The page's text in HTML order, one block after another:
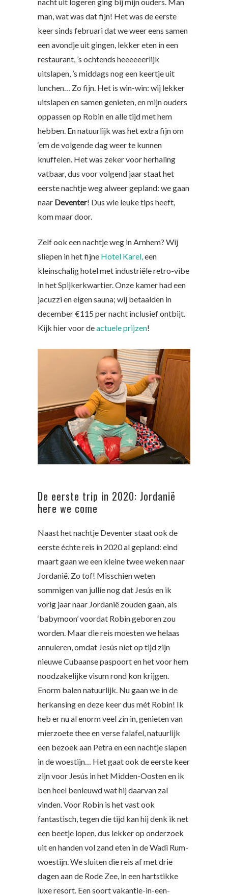
nacht uit logeren ging bij mijn ouders. Man
man, wat was dat fijn! Het was de eerste
keer sinds februari dat we weer eens samen
een avondje uit gingen, lekker eten in een
restaurant, ’s ochtends heeeeeerlijk
uitslapen, ’s middags nog een keertje uit
lunchen… Zo fijn. Het is win-win: wij lekker
uitslapen en samen genieten, en mijn ouders
oppassen op Robin en alle tijd met hem
hebben. En natuurlijk was het extra fijn om
‘em de volgende dag weer te kunnen
knuffelen. Het was zeker voor herhaling
vatbaar, dus voor volgend jaar staat het
eerste nachtje weg alweer gepland: we gaan
naar Deventer! Dus wie leuke tips heeft,
kom maar door.
Zelf ook een nachtje weg in Arnhem? Wij
sliepen in het fijne Hotel Karel,een
kleinschalig hotel met industriële retro-vibe
in het Spijkerkwartier. Onze kamer had een
jacuzzi en eigen sauna; wij betaalden in
december €115 per nacht inclusief ontbijt.
Kijk hier voor deactuele prijzen!
De eerste trip in 2020: Jordanië
here we come
Naast het nachtje Deventer staat ook de
eerste échte reis in 2020 al gepland: eind
maart gaan we een kleine twee weken naar
Jordanië. Zo tof! Misschien weten
sommigen van jullie nog dat Jesús en ik
vorig jaar naar Jordanië zouden gaan, als
‘babymoon’ voordat Robin geboren zou
worden. Maar die reis moesten we helaas
annuleren, omdat Jesús niet op tijd zijn
nieuwe Cubaanse paspoort en het voor hem
noodzakelijke visum rond kon krijgen.
Enorm balen natuurlijk. Nu gaan we in de
herkansing en deze keer dus mét Robin! Ik
heb er nu al enorm veel zin in, genieten van
mierzoete thee en verse falafel, natuurlijk
een bezoek aan Petra en een nachtje slapen
in de woestijn… Het gaat ook de eerste keer
zijn voor Jesús in het Midden-Oosten en ik
ben heel benieuwd wat hij daarvan zal
vinden. Voor Robin is het vast ook
fantastisch, tegen die tijd kan hij denk ik net
een beetje lopen, dus lekker op onderzoek
uit en handen vol zand eten in de Wadi Rum-
woestijn. We sluiten die reis af met drie
dagen aan de Rode Zee, in een hartstikke
luxe resort. Een soort vakantie-in-een-